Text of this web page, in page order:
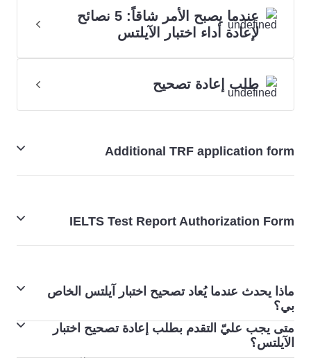
عندما يصبح الأمر شاقاً: 5 نصائح
لإعادة أداء اختبار الآيلتس
طلب إعادة تصحيح
Additional TRF application form
IELTS Test Report Authorization Form
ماذا يحدث عندما يُعاد تصحيح اختبار آيلتس الخاص
بي؟
عندما تطلب إعادة تصحيح اختبار الآيلتس الخاص بك، سيقوم
أحد كبار ممتحِني الآيلتس المتمرسين بإعادة تصحيح الاختبار
متى يجب عليّ التقدم بطلب إعادة تصحيح اختبار
الآيلتس؟